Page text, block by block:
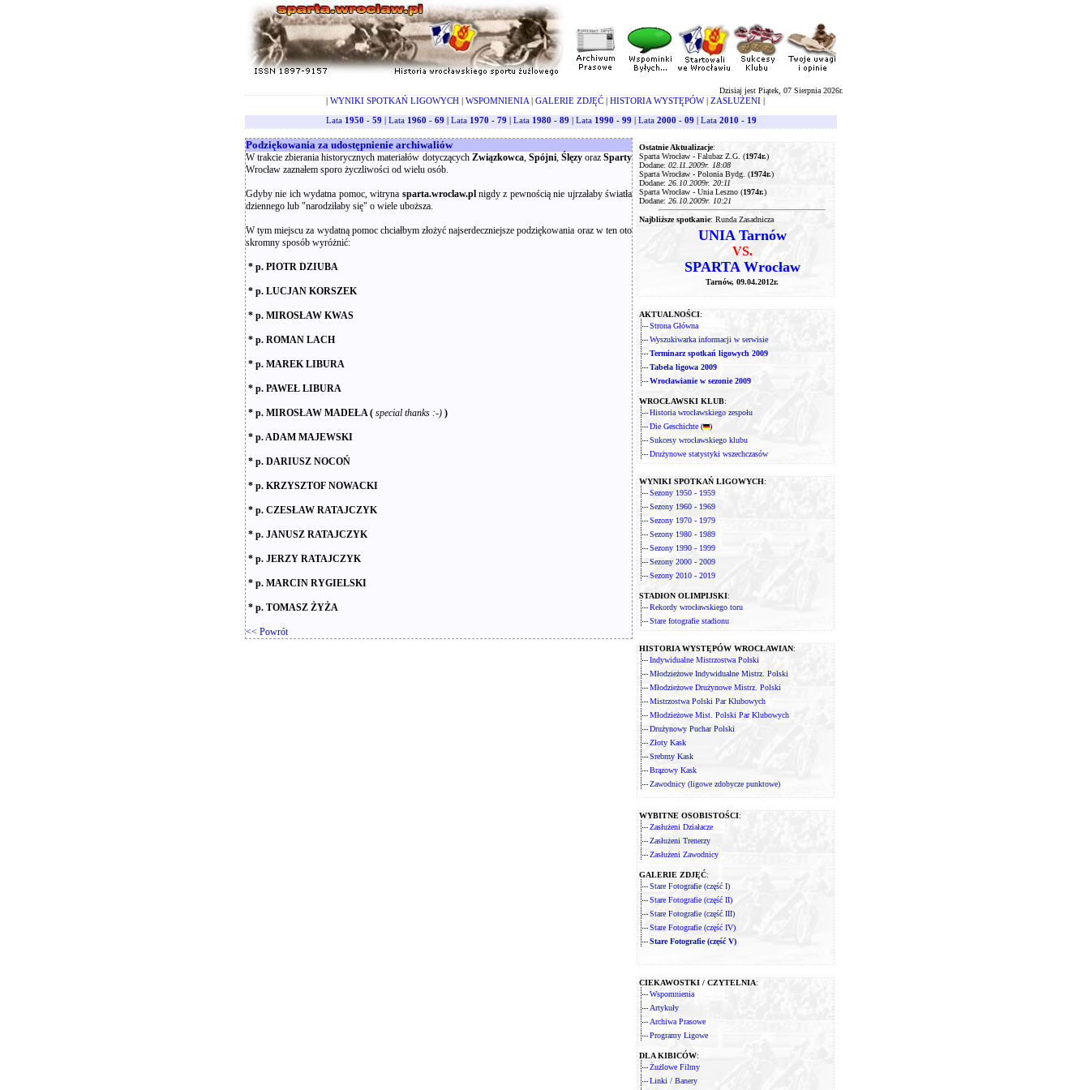
Dzisiaj jest Piątek, 07 Sierpnia 2026r.
| WYNIKI SPOTKAŃ LIGOWYCH| WSPOMNIENIA| GALERIE ZDJĘĆ| HISTORIA WYSTĘPÓW| ZASŁUŻENI|
Lata 1950 - 59 | Lata 1960 - 69 | Lata 1970 - 79 | Lata 1980 - 89 | Lata 1990 - 99 | Lata 2000 - 09 | Lata 2010 - 19
Podziękowania za udostępnienie archiwaliów
W trakcie zbierania historycznych materiałów dotyczących Związkowca, Spójni, ŚlęzyorazSparty
Wrocław zaznałem sporo życzliwości od wielu osób.
Gdyby nie ich wydatna pomoc, witryna sparta.wroclaw.plnigdy z pewnością nie ujrzałaby światła
dziennego lub "narodziłaby się" o wiele uboższa.
W tym miejscu za wydatną pomoc chciałbym złożyć najserdeczniejsze podziękowania oraz w ten oto
skromny sposób wyróżnić:
* p. PIOTR DZIUBA
* p. LUCJAN KORSZEK
* p. MIROSŁAW KWAS
* p. ROMAN LACH
* p. MAREK LIBURA
* p. PAWEŁ LIBURA
* p. MIROSŁAW MADEŁA ( special thanks :-) )
* p. ADAM MAJEWSKI
* p. DARIUSZ NOCOŃ
* p. KRZYSZTOF NOWACKI
* p. CZESŁAW RATAJCZYK
* p. JANUSZ RATAJCZYK
* p. JERZY RATAJCZYK
* p. MARCIN RYGIELSKI
* p. TOMASZ ŻYŻA
<< Powrót
Ostatnie Aktualizacje:
Sparta Wrocław - Falubaz Z.G. (1974r.)
Dodane: 02.11.2009r. 18:08
Sparta Wrocław - Polonia Bydg. (1974r.)
Dodane: 26.10.2009r. 20:11
Sparta Wrocław - Unia Leszno (1974r.)
Dodane: 26.10.2009r. 10:21
Najbliższe spotkanie: Runda Zasadnicza
UNIA Tarnów
VS.
SPARTA Wrocław
Tarnów, 09.04.2012r.
AKTUALNOŚCI:
Strona Główna
Wyszukiwarka informacji w serwisie
Terminarz spotkań ligowych 2009
Tabela ligowa 2009
Wrocławianie w sezonie 2009
WROCŁAWSKI KLUB:
Historia wrocławskiego zespołu
Die Geschichte (
)
Sukcesy wrocławskiego klubu
Drużynowe statystyki wszechczasów
WYNIKI SPOTKAŃ LIGOWYCH:
Sezony 1950 - 1959
Sezony 1960 - 1969
Sezony 1970 - 1979
Sezony 1980 - 1989
Sezony 1990 - 1999
Sezony 2000 - 2009
Sezony 2010 - 2019
STADION OLIMPIJSKI:
Rekordy wrocławskiego toru
Stare fotografie stadionu
HISTORIA WYSTĘPÓW WROCŁAWIAN:
Indywidualne Mistrzostwa Polski
Młodzieżowe Indywidualne Mistrz. Polski
Młodzieżowe Drużynowe Mistrz. Polski
Mistrzostwa Polski Par Klubowych
Młodzieżowe Mist. Polski Par Klubowych
Drużynowy Puchar Polski
Złoty Kask
Srebrny Kask
Brązowy Kask
Zawodnicy (ligowe zdobycze punktowe)
WYBITNE OSOBISTOŚCI:
Zasłużeni Działacze
Zasłużeni Trenerzy
Zasłużeni Zawodnicy
GALERIE ZDJĘĆ:
Stare Fotografie (część I)
Stare Fotografie (część II)
Stare Fotografie (część III)
Stare Fotografie (część IV)
Stare Fotografie (część V)
CIEKAWOSTKI / CZYTELNIA:
Wspomnienia
Artykuły
Archiwa Prasowe
Programy Ligowe
DLA KIBICÓW:
Żużlowe Filmy
Linki / Banery